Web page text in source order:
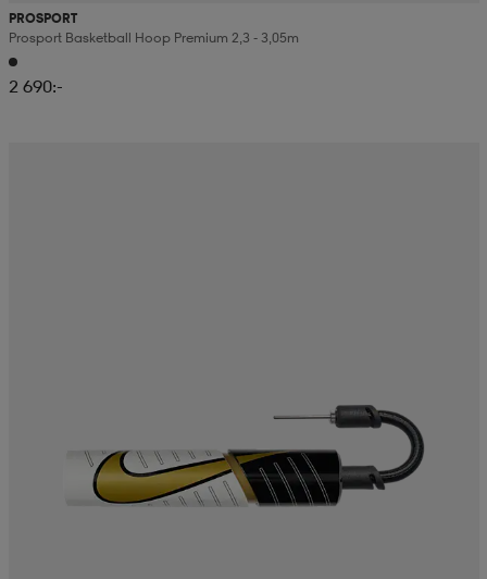
PROSPORT
Prosport Basketball Hoop Premium 2,3 - 3,05m
2 690:-